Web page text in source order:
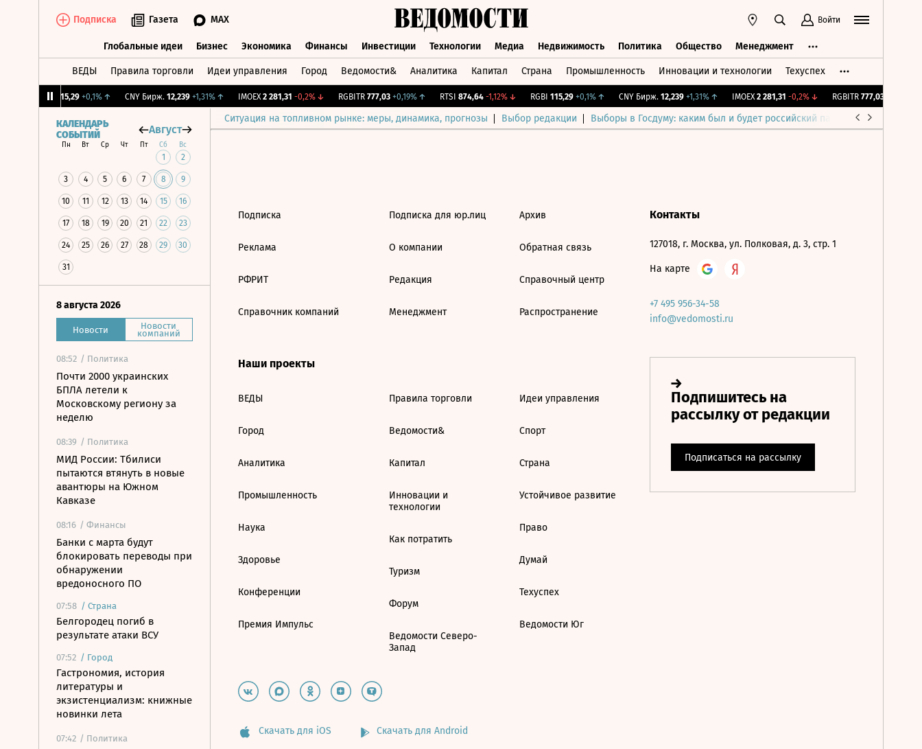
Подписка Газета MAX Войти
Глобальные идеи Бизнес Экономика Финансы Инвестиции Технологии Медиа Недвижимость Политика Общество Менеджмент
ВЕДЫ Правила торговли Идеи управления Город Ведомости& Аналитика Капитал Страна Промышленность Инновации и технологии Техуспех
115,29 +0,1%↑ CNY Бирж. 12,239 +1,31%↑ IMOEX 2 281,31 -0,2%↓ RGBITR 777,03 +0,19%↑ RTSI 874,64 -1,12%↓ RGBI 115,29 +0,1%↑ CNY Бирж. 12,239 +1,31%↑ IMOEX 2 281,31 -0,2%↓ RGBITR 777,03 +0,19%
Ситуация на топливном рынке: меры, динамика, прогнозы Выбор редакции Выборы в Госдуму: каким был и будет российский парламент
КАЛЕНДАРЬ
СОБЫТИЙ
Август
Пн Вт Ср Чт Пт Сб Вс
1 2
3 4 5 6 7 8 9
10 11 12 13 14 15 16
17 18 19 20 21 22 23
24 25 26 27 28 29 30
31
8 августа 2026
Новости Новости
компаний
08:52 / Политика
Почти 2000 украинских
БПЛА летели к
Московскому региону за
неделю
08:39 / Политика
МИД России: Тбилиси
пытаются втянуть в новые
авантюры на Южном
Кавказе
08:16 / Финансы
Банки с марта будут
блокировать переводы при
обнаружении
вредоносного ПО
07:58 / Страна
Белгородец погиб в
результате атаки ВСУ
07:52 / Город
Гастрономия, история
литературы и
экзистенциализм: книжные
новинки лета
07:42 / Политика
Подписка
Реклама
РФРИТ
Справочник компаний
Подписка для юр.лиц
О компании
Редакция
Менеджмент
Архив
Обратная связь
Справочный центр
Распространение
Наши проекты
ВЕДЫ
Город
Аналитика
Промышленность
Наука
Здоровье
Конференции
Премия Импульс
Правила торговли
Ведомости&
Капитал
Инновации и
технологии
Как потратить
Туризм
Форум
Ведомости Северо-
Запад
Идеи управления
Спорт
Страна
Устойчивое развитие
Право
Думай
Техуспех
Ведомости Юг
Контакты
127018, г. Москва, ул. Полковая, д. 3, стр. 1
На карте
+7 495 956-34-58
info@vedomosti.ru
Скачать для iOS Скачать для Android